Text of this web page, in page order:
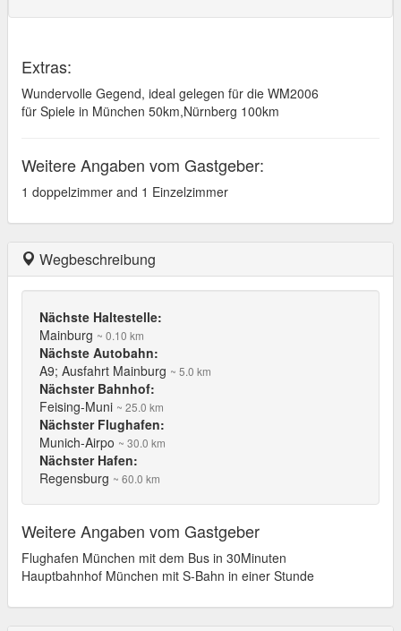
Extras:
Wundervolle Gegend, ideal gelegen für die WM2006
für Spiele in München 50km,Nürnberg 100km
Weitere Angaben vom Gastgeber:
1 doppelzimmer and 1 Einzelzimmer
Wegbeschreibung
Nächste Haltestelle:
Mainburg ~ 0.10 km
Nächste Autobahn:
A9; Ausfahrt Mainburg ~ 5.0 km
Nächster Bahnhof:
Feising-Muni ~ 25.0 km
Nächster Flughafen:
Munich-Airpo ~ 30.0 km
Nächster Hafen:
Regensburg ~ 60.0 km
Weitere Angaben vom Gastgeber
Flughafen München mit dem Bus in 30Minuten
Hauptbahnhof München mit S-Bahn in einer Stunde